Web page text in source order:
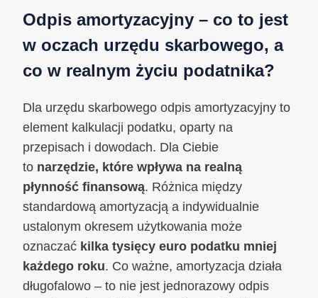
Odpis amortyzacyjny – co to jest
w oczach urzędu skarbowego, a
co w realnym życiu podatnika?
Dla urzędu skarbowego odpis amortyzacyjny to
element kalkulacji podatku, oparty na
przepisach i dowodach. Dla Ciebie
to narzędzie, które wpływa na realną
płynność finansową. Różnica między
standardową amortyzacją a indywidualnie
ustalonym okresem użytkowania może
oznaczać kilka tysięcy euro podatku mniej
każdego roku. Co ważne, amortyzacja działa
długofalowo – to nie jest jednorazowy odpis